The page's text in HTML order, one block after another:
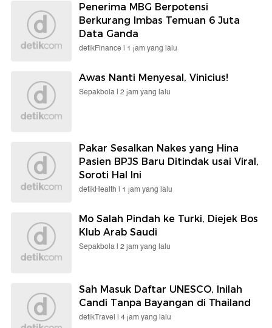
Penerima MBG Berpotensi
Berkurang Imbas Temuan 6 Juta
Data Ganda
detikFinance | 1 jam yang lalu
Awas Nanti Menyesal, Vinicius!
Sepakbola | 2 jam yang lalu
Pakar Sesalkan Nakes yang Hina
Pasien BPJS Baru Ditindak usai Viral,
Soroti Hal Ini
detikHealth | 1 jam yang lalu
Mo Salah Pindah ke Turki, Diejek Bos
Klub Arab Saudi
Sepakbola | 2 jam yang lalu
Sah Masuk Daftar UNESCO, Inilah
Candi Tanpa Bayangan di Thailand
detikTravel | 4 jam yang lalu